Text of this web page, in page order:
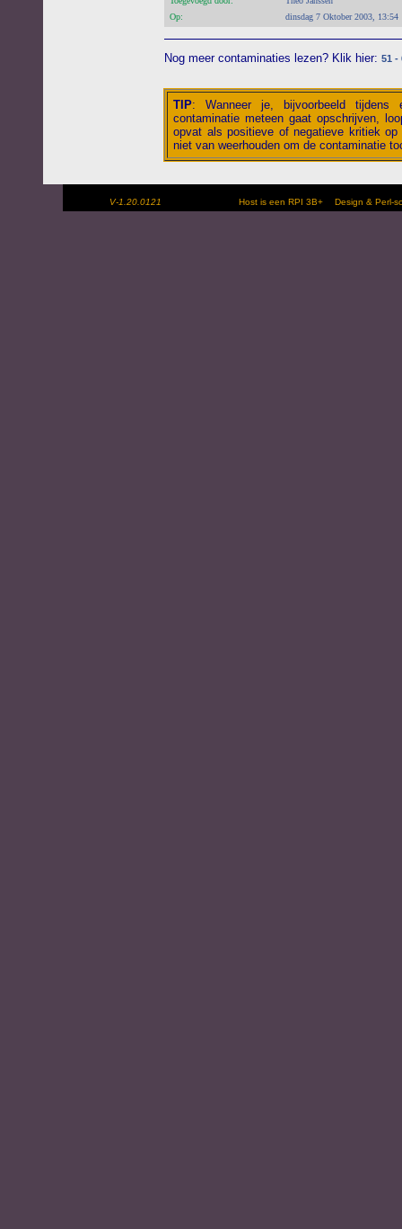
Op:
dinsdag 7 Oktober 2003, 13:54
Nog meer contaminaties lezen? Klik hier: 51 -
TIP: Wanneer je, bijvoorbeeld tijdens
contaminatie meteen gaat opschrijven,
opvat als positieve of negatieve kritiek
niet van weerhouden om de contaminatie
V-1.20.0121 Host is een RPI 3B+ Design &